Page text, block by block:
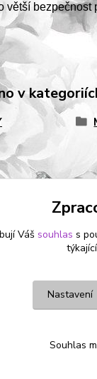
větší bezpečnost
v
Váš souhlas s
Nastavení
Souhlas